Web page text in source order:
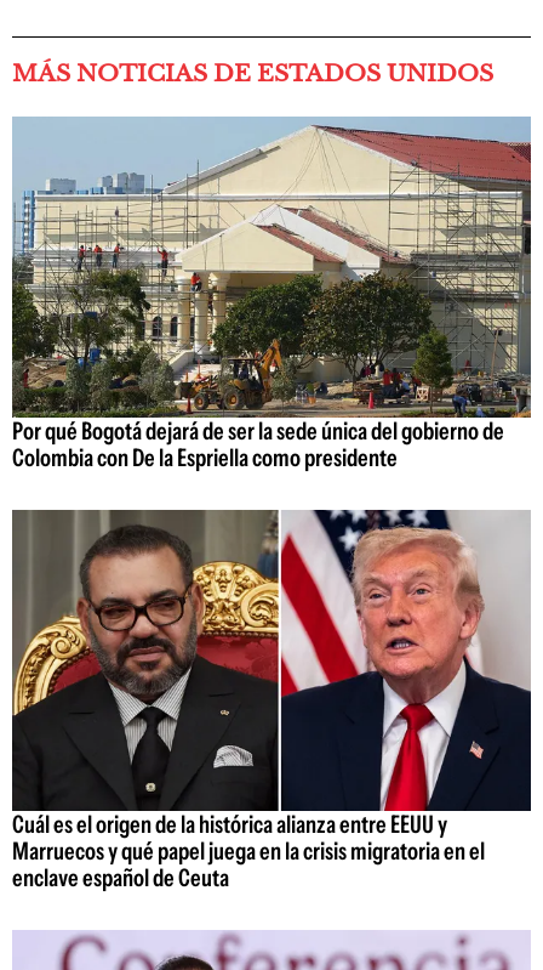
MÁS NOTICIAS DE ESTADOS UNIDOS
Por qué Bogotá dejará de ser la sede única del gobierno de
Colombia con De la Espriella como presidente
Cuál es el origen de la histórica alianza entre EEUU y
Marruecos y qué papel juega en la crisis migratoria en el
enclave español de Ceuta